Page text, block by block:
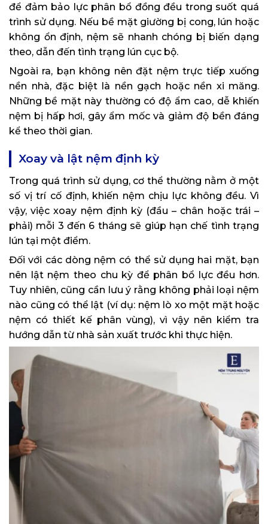
để đảm bảo lực phân bổ đồng đều trong suốt quá
trình sử dụng. Nếu bề mặt giường bị cong, lún hoặc
không ổn định, nệm sẽ nhanh chóng bị biến dạng
theo, dẫn đến tình trạng lún cục bộ.
Ngoài ra, bạn không nên đặt nệm trực tiếp xuống
nền nhà, đặc biệt là nền gạch hoặc nền xi măng.
Những bề mặt này thường có độ ẩm cao, dễ khiến
nệm bị hấp hơi, gây ẩm mốc và giảm độ bền đáng
kể theo thời gian.
Xoay và lật nệm định kỳ
Trong quá trình sử dụng, cơ thể thường nằm ở một
số vị trí cố định, khiến nệm chịu lực không đều. Vì
vậy, việc xoay nệm định kỳ (đầu – chân hoặc trái –
phải) mỗi 3 đến 6 tháng sẽ giúp hạn chế tình trạng
lún tại một điểm.
Đối với các dòng nệm có thể sử dụng hai mặt, bạn
nên lật nệm theo chu kỳ để phân bổ lực đều hơn.
Tuy nhiên, cũng cần lưu ý rằng không phải loại nệm
nào cũng có thể lật (ví dụ: nệm lò xo một mặt hoặc
nệm có thiết kế phân vùng), vì vậy nên kiểm tra
hướng dẫn từ nhà sản xuất trước khi thực hiện.